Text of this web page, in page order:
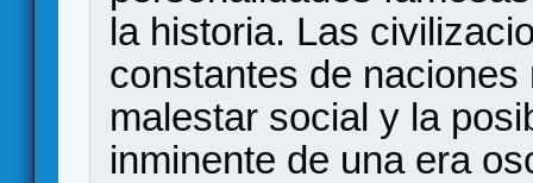
la historia. Las
constantes de
malestar social y la
inminente de una era